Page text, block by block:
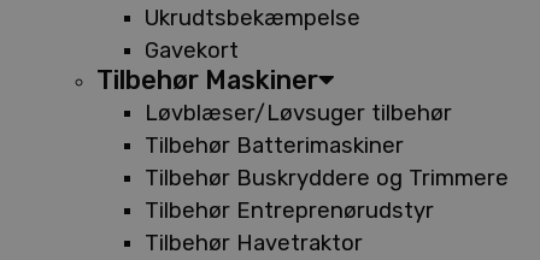
Ukrudtsbekæmpelse
Gavekort
Tilbehør Maskiner
Løvblæser/Løvsuger tilbehør
Tilbehør Batterimaskiner
Tilbehør Buskryddere og Trimmere
Tilbehør Entreprenørudstyr
Tilbehør Havetraktor